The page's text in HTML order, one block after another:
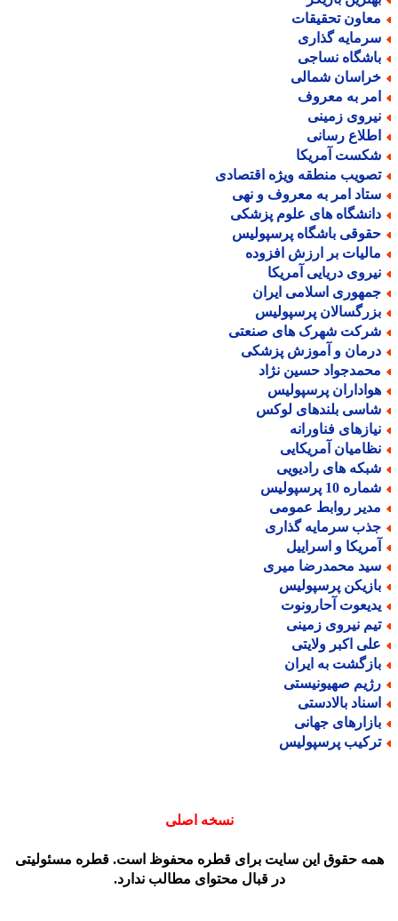
تحقیقات
گذاری
نساجی
شمالی
به معروف
زمینی
رسانی
آمریکا
منطقه ویژه اقتصادی
امر به معروف و نهی
های علوم پزشکی
باشگاه پرسپولیس
بر ارزش افزوده
دریایی آمریکا
اسلامی ایران
پرسپولیس
شهرک های صنعتی
و آموزش پزشکی
حسین نژاد
پرسپولیس
بلندهای لوکس
فناورانه
آمریکایی
های رادیویی
10 پرسپولیس
روابط عمومی
سرمایه گذاری
و اسراییل
محمدرضا میری
پرسپولیس
آحارونوت
نیروی زمینی
اکبر ولایتی
به ایران
صهیونیستی
بالادستی
جهانی
پرسپولیس
نسخه اصلی
حقوق این سایت برای قطره محفوظ است. قطره مسئولیتی
در قبال محتوای مطالب ندارد.